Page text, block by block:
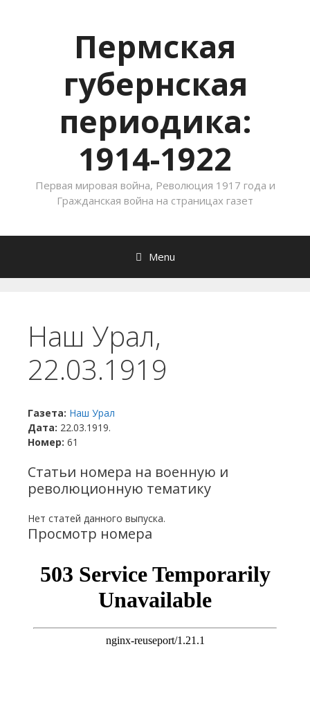
Пермская
губернская
периодика:
1914-1922
Первая мировая война, Революция 1917 года и
Гражданская война на страницах газет
Menu
Наш Урал,
22.03.1919
Газета: Наш Урал
Дата: 22.03.1919.
Номер: 61
Статьи номера на военную и
революционную тематику
Нет статей данного выпуска.
Просмотр номера